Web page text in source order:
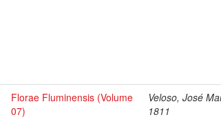
Florae Fluminensis (Volume
07)
Veloso, José
1811